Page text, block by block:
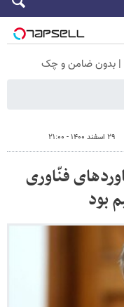
۲۹ اسفند ۱۴۰۰ - ۲۱:۰۰
فنّاوری
بود